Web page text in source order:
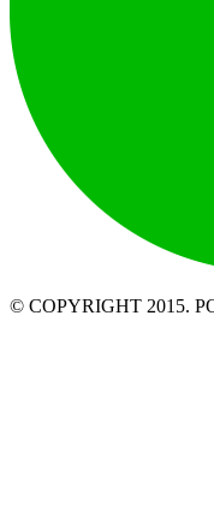
© COPYRIGHT 2015.